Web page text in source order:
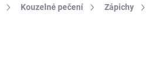
Kouzelné pečení Zápichy